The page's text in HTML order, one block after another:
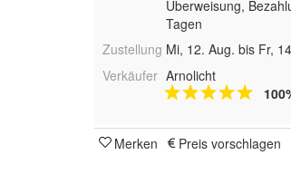
Überweisung,
Tagen
Zustellung Mi, 12. Aug. bis Fr,
Verkäufer Arnolicht
Merken Preis vorschlagen